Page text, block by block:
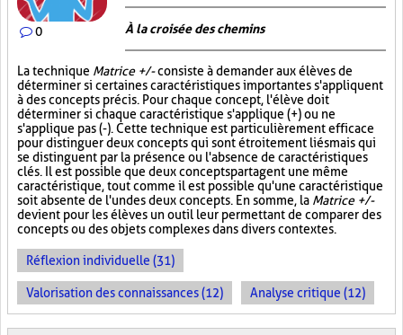
0 À la croisée des chemins
La technique Matrice +/-consiste à demander aux élèves de
déterminer si certaines caractéristiques importantes s'appliquent
à des concepts précis. Pour chaque concept, l'élève doit
déterminer si chaque caractéristique s'applique (+) ou ne
s'applique pas (-). Cette technique est particulièrement efficace
pour distinguer deux concepts qui sont étroitement liés mais qui
se distinguent par la présence ou l'absence de caractéristiques
clés. Il est possible que deux concepts partagent une même
caractéristique, tout comme il est possible qu'une caractéristique
soit absente de l'un des deux concepts. En somme, la Matrice +/-
devient pour les élèves un outil leur permettant de comparer des
concepts ou des objets complexes dans divers contextes.
Réflexion individuelle (31)
Valorisation des connaissances (12) Analyse critique (12)